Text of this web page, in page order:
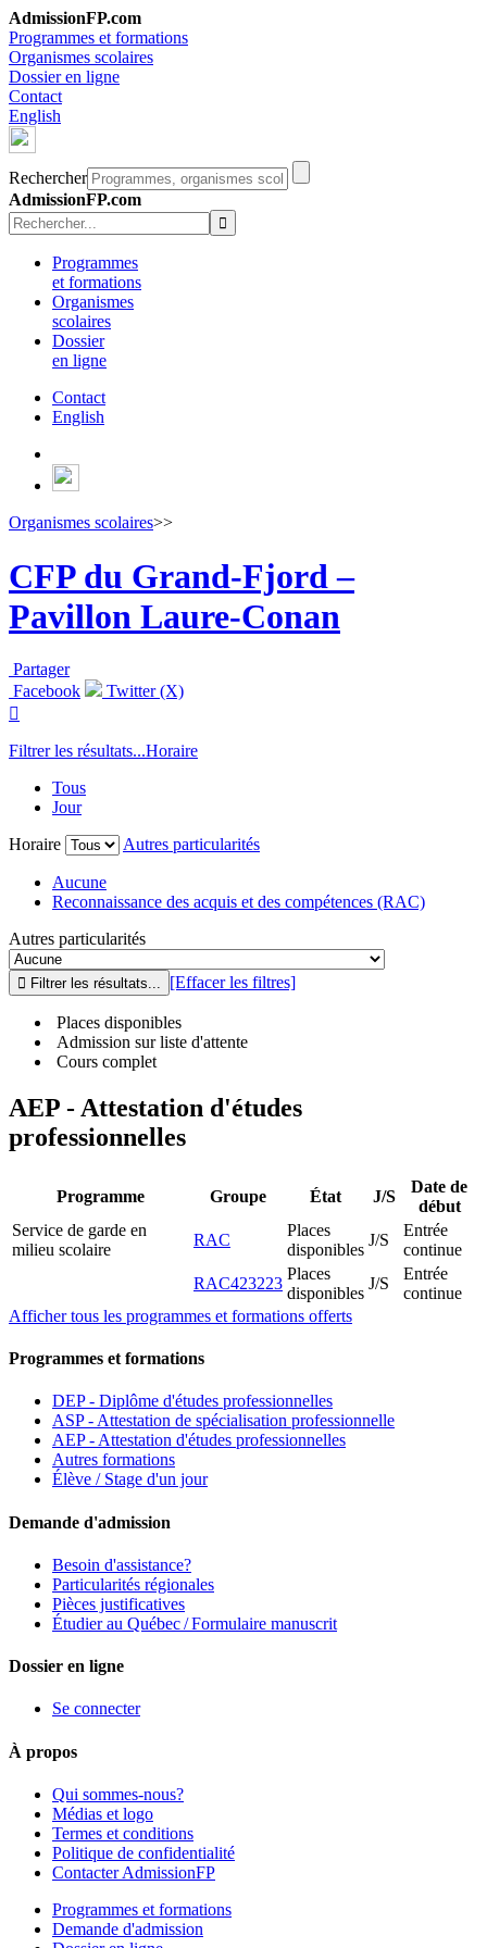
AdmissionFP.com
Programmes et formations
Organismes scolaires
Dossier en ligne
Contact
English
Rechercher
AdmissionFP.com
Programmes
et formations
Organismes
scolaires
Dossier
en ligne
Contact
English
Organismes scolaires>>
CFP du Grand-Fjord –
Pavillon Laure-Conan
Partager
Facebook
Twitter (X)

Filtrer les résultats...Horaire
Tous
Jour
Horaire
Autres particularités
Aucune
Reconnaissance des acquis et des compétences (RAC)
Autres particularités
[Effacer les filtres]
Places disponibles
Admission sur liste d'attente
Cours complet
AEP - Attestation d'études
professionnelles
Programme Groupe État J/S
Date de
début
Service de garde en
milieu scolaire
RAC
Places
disponibles
J/S
Entrée
continue
RAC423223
Places
disponibles
J/S
Entrée
continue
Afficher tous les programmes et formations offerts
Programmes et formations
DEP - Diplôme d'études professionnelles
ASP - Attestation de spécialisation professionnelle
AEP - Attestation d'études professionnelles
Autres formations
Élève / Stage d'un jour
Demande d'admission
Besoin d'assistance?
Particularités régionales
Pièces justificatives
Étudier au Québec / Formulaire manuscrit
Dossier en ligne
Se connecter
À propos
Qui sommes-nous?
Médias et logo
Termes et conditions
Politique de confidentialité
Contacter AdmissionFP
Programmes et formations
Demande d'admission